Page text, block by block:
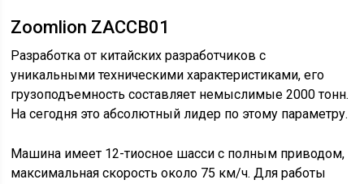
Zoomlion ZACCB01
Разработка от китайских разработчиков с
уникальными техническими характеристиками, его
грузоподъемность составляет немыслимые 2000 тонн.
На сегодня это абсолютный лидер по этому параметру.
Машина имеет 12-тиосное шасси с полным приводом,
максимальная скорость около 75 км/ч. Для работы